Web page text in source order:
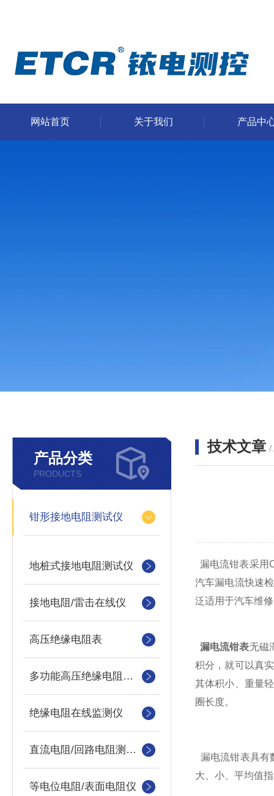
网站首页 关于我们 产品中
产品分类
PRODUCTS
钳形接地电阻测试仪
地桩式接地电阻测试仪
接地电阻/雷击在线仪
高压绝缘电阻表
多功能高压绝缘电阻测试仪
绝缘电阻在线监测仪
直流电阻/回路电阻测试仪
等电位电阻/表面电阻仪
技术文章 /
漏电流钳表采用
汽车漏电流快速
泛适用于汽车维
漏电流钳表无磁
积分，就可以真
其体积小、重量
圈长度。
漏电流钳表具有
大、小、平均值